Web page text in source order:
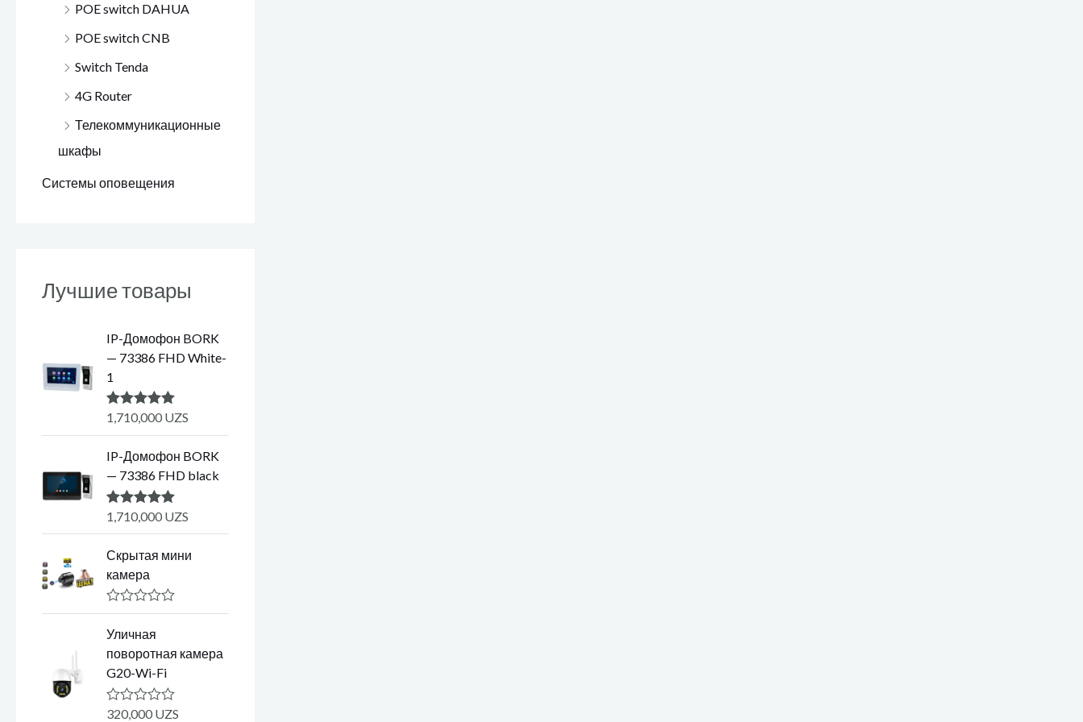
POE switch DAHUA
POE switch CNB
Switch Tenda
4G Router
Телекоммуникационные
шкафы
Системы оповещения
Лучшие товары
IP-Домофон BORK
— 73386 FHD White-
1
Оценка5.00
1,710,000 UZS
IP-Домофон BORK
— 73386 FHD black
Оценка5.00
1,710,000 UZS
Скрытая мини
камера
О
ц
е
н
а
0
и
з
Уличная
поворотная камера
G20-Wi-Fi
О
320,000 UZS